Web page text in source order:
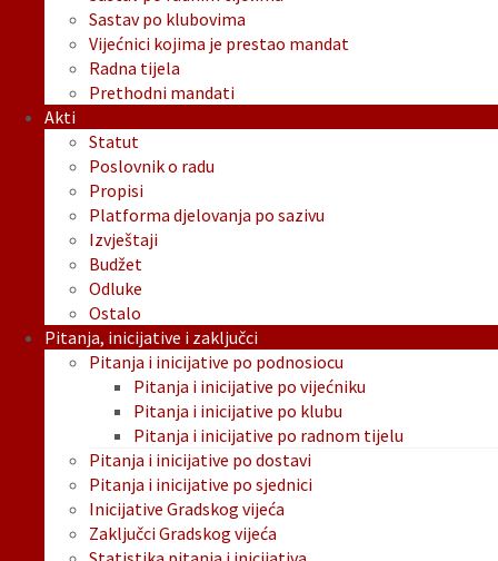
Sastav po klubovima
Vijećnici kojima je prestao mandat
Radna tijela
Prethodni mandati
Akti
Statut
Poslovnik o radu
Propisi
Platforma djelovanja po sazivu
Izvještaji
Budžet
Odluke
Ostalo
Pitanja, inicijative i zaključci
Pitanja i inicijative po podnosiocu
Pitanja i inicijative po vijećniku
Pitanja i inicijative po klubu
Pitanja i inicijative po radnom tijelu
Pitanja i inicijative po dostavi
Pitanja i inicijative po sjednici
Inicijative Gradskog vijeća
Zaključci Gradskog vijeća